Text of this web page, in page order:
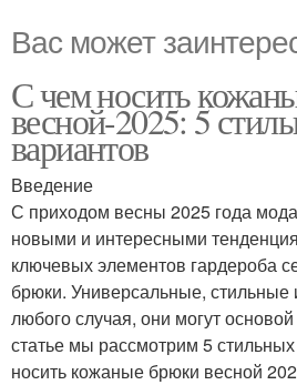
Вас может
С чем носить
весной-2025: 5
вариантов
Введение
С приходом весны 2025 года
новыми и интересными
ключевых элементов гардероба
брюки. Универсальные,
любого случая, они могут
статье мы рассмотрим 5
носить кожаные брюки весной